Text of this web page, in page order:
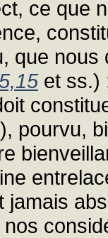
ce que
que
et ss.)
pourvu,
jamais